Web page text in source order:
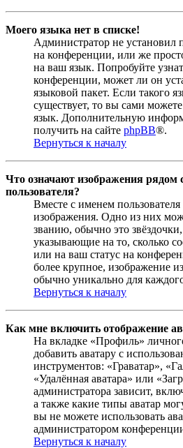
Моего языка нет в списке!
Администратор не установил
на конференции, или же
на ваш язык. Попробуйте
конференции, может ли он
языковой пакет. Если такого
существует, то вы сами
язык. Дополнительную
получить на сайте phpBB®.
Вернуться к началу
Что означают изображения рядом
пользователя?
Вместе с именем
изображения. Одно из них
званию, обычно это
указывающие на то, сколько
или на ваш статус на
более крупное, изображение
обычно уникально для
Вернуться к началу
Как мне включить отображение
На вкладке «Профиль»
добавить аватару с
инструментов: «Граватар»,
«Удалённая аватара» или
администратора зависит,
а также какие типы аватар
вы не можете использовать
администратором
Вернуться к началу